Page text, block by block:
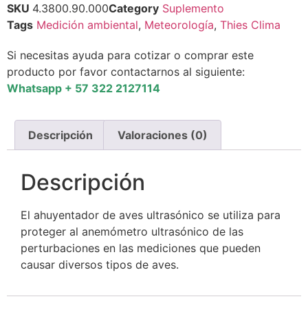
SKU 4.3800.90.000Category Suplemento
Tags Medición ambiental, Meteorología, Thies Clima
Si necesitas ayuda para cotizar o comprar este
producto por favor contactarnos al siguiente:
Whatsapp + 57 322 2127114
Descripción Valoraciones (0)
Descripción
El ahuyentador de aves ultrasónico se utiliza para
proteger al anemómetro ultrasónico de las
perturbaciones en las mediciones que pueden
causar diversos tipos de aves.